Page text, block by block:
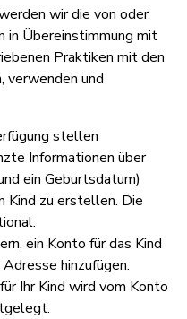
wir die von oder
in Übereinstimmung mit
Praktiken mit den
verwenden und
stellen
Informationen über
ein Geburtsdatum)
Kind zu erstellen. Die
ein Konto für das Kind
hinzufügen.
Ihr Kind wird vom Konto